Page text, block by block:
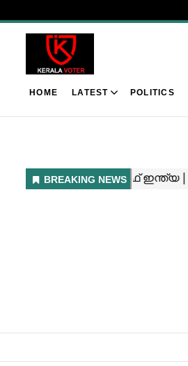
HOME LATEST POLITICS